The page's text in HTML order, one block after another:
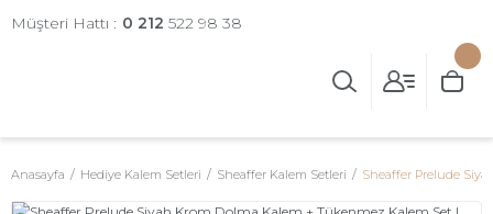
Müşteri Hattı : 0 212 522 98 38
Anasayfa Hediye Kalem Setleri Sheaffer Kalem Setleri Sheaffer Prelude